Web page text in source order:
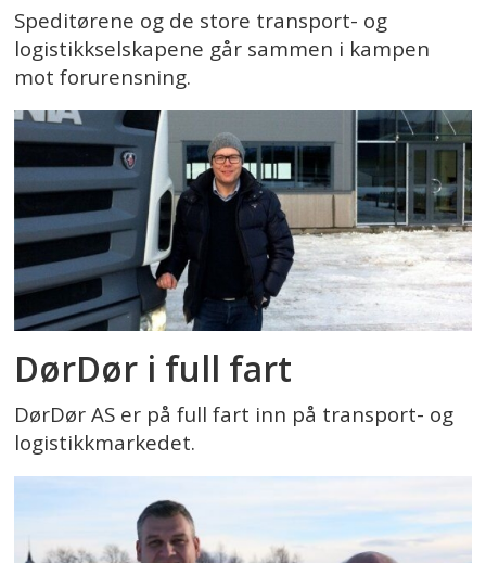
Speditørene og de store transport- og
logistikkselskapene går sammen i kampen
mot forurensning.
DørDør i full fart
DørDør AS er på full fart inn på transport- og
logistikkmarkedet.